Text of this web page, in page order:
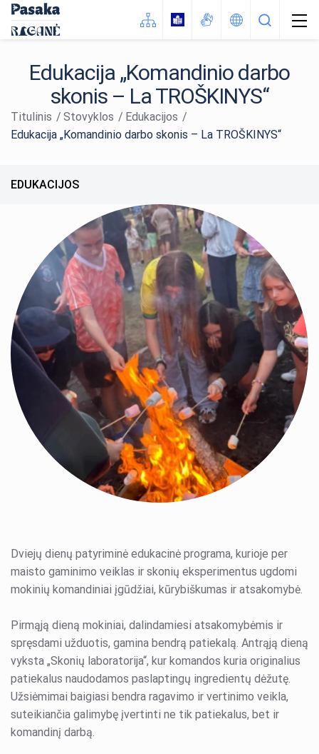
Apgyvendinimas
Stovyklų vadovai
Stovykla „Pasaka“
Taisyklės
Edukacija „Asmeninės lyderystės
paieškos“
Edukacija „Komandinio darbo skonis – La
TROŠKINYS“
Edukacija „Sveikatingumo nuotykis
#AktyvūsPajūryje“
Edukacija „Misija – Baltijos jūra“
Aštuntokų išleistuvės
Ketvirtokų išleistuvės
Edukacija „Kalėdinė pajūrio pasaka“
Mokykloms, organizacijoms | „Pasaka“
Mokykloms, organizacijoms | „Raganė“
paslaugų kainos
Edukacija „Komandinio darbo
skonis – La TROŠKINYS“
Titulinis Stovyklos
Edukacijos
Edukacija „Komandinio darbo skonis – La TROŠKINYS“
EDUKACIJOS
Stovyklos
Edukacijos
Edukacija „Komanda: misija įmanoma!“
Edukacija „Susipažinkim!“
Edukacija „Asmeninės lyderystės paieškos“
Edukacija „Komandinio darbo skonis – La TROŠKINYS“
Edukacija „Sveikatingumo nuotykis #AktyvūsPajūryje“
Edukacija „Misija – Baltijos jūra“
Aštuntokų išleistuvės
Edukacija „Kalėdinė pajūrio pasaka“
Stovyklavietės Jūsų veikloms
Dviejų dienų patyriminė edukacinė programa, kurioje per
maisto gaminimo veiklas ir skonių eksperimentus ugdomi
mokinių komandiniai įgūdžiai, kūrybiškumas ir atsakomybė.
Pirmąją dieną mokiniai, dalindamiesi atsakomybėmis ir
spręsdami užduotis, gamina bendrą patiekalą. Antrąją dieną
vyksta „Skonių laboratorija“, kur komandos kuria originalius
patiekalus naudodamos paslaptingų ingredientų dėžutę.
Užsiėmimai baigiasi bendra ragavimo ir vertinimo veikla,
suteikiančia galimybę įvertinti ne tik patiekalus, bet ir
komandinį darbą.